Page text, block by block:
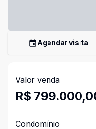
Agendar visita
Valor venda
R$
Condomínio